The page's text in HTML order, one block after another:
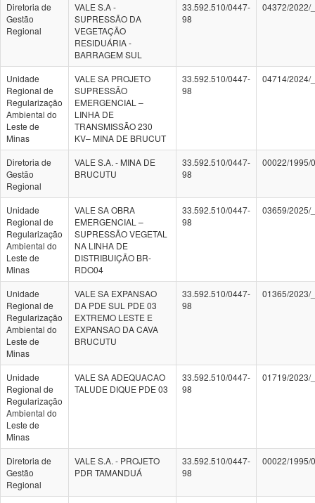
Diretoria de
Gestão
Regional
VALE S.A -
SUPRESSÃO DA
VEGETAÇÃO
RESIDUÁRIA -
BARRAGEM SUL
33.592.510/0447-
98
04372/2022/
Unidade
Regional de
Regularização
Ambiental do
Leste de
Minas
VALE SA PROJETO
SUPRESSÃO
EMERGENCIAL –
LINHA DE
TRANSMISSÃO 230
KV– MINA DE BRUCUT
33.592.510/0447-
98
04714/2024/
Diretoria de
Gestão
Regional
VALE S.A. - MINA DE
BRUCUTU
33.592.510/0447-
98
00022/1995/
Unidade
Regional de
Regularização
Ambiental do
Leste de
Minas
VALE SA OBRA
EMERGENCIAL –
SUPRESSÃO VEGETAL
NA LINHA DE
DISTRIBUIÇÃO BR-
RDO04
33.592.510/0447-
98
03659/2025/
Unidade
Regional de
Regularização
Ambiental do
Leste de
Minas
VALE SA EXPANSAO
DA PDE SUL PDE 03
EXTREMO LESTE E
EXPANSAO DA CAVA
BRUCUTU
33.592.510/0447-
98
01365/2023/
Unidade
Regional de
Regularização
Ambiental do
Leste de
Minas
VALE SA ADEQUACAO
TALUDE DIQUE PDE 03
33.592.510/0447-
98
01719/2023/
Diretoria de
Gestão
Regional
VALE S.A. - PROJETO
PDR TAMANDUÁ
33.592.510/0447-
98
00022/1995/